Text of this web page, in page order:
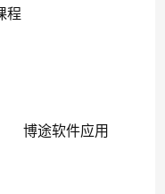
程
博途软件应用